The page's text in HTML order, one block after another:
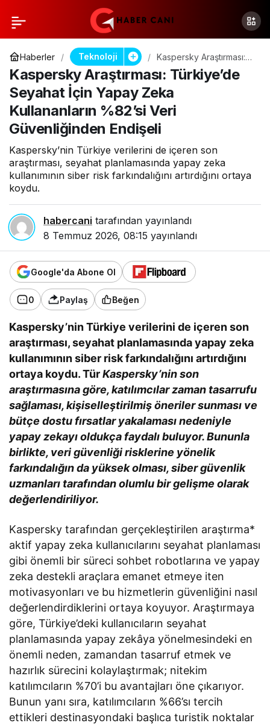
Haberler Teknoloji
Kaspersky Araştırması:
Türkiye’de Seyahat İçin
Yapay Zeka
Kullananların %82’si Veri
Güvenliğinden Endişeli
Kaspersky Araştırması: Türkiye’de
Seyahat İçin Yapay Zeka
Kullananların %82’si Veri
Güvenliğinden Endişeli
Kaspersky’nin Türkiye verilerini de içeren son
araştırması, seyahat planlamasında yapay zeka
kullanımının siber risk farkındalığını artırdığını ortaya
koydu.
habercani tarafından yayınlandı
8 Temmuz 2026, 08:15 yayınlandı
Google'da Abone Ol
0 Paylaş Beğen
Kaspersky’nin Türkiye verilerini de içeren son
araştırması, seyahat planlamasında yapay zeka
kullanımının siber risk farkındalığını artırdığını
ortaya koydu. TürKaspersky’nin son
araştırmasına göre, katılımcılar zaman tasarrufu
sağlaması, kişiselleştirilmiş öneriler sunması ve
bütçe dostu fırsatlar yakalaması nedeniyle
yapay zekayı oldukça faydalı buluyor. Bununla
birlikte, veri güvenliği risklerine yönelik
farkındalığın da yüksek olması, siber güvenlik
uzmanları tarafından olumlu bir gelişme olarak
değerlendiriliyor.
Kaspersky tarafından gerçekleştirilen araştırma*
aktif yapay zeka kullanıcılarını seyahat planlaması
gibi önemli bir süreci sohbet robotlarına ve yapay
zeka destekli araçlara emanet etmeye iten
motivasyonları ve bu hizmetlerin güvenliğini nasıl
değerlendirdiklerini ortaya koyuyor. Araştırmaya
göre, Türkiye’deki kullanıcıların seyahat
planlamasında yapay zekâya yönelmesindeki en
önemli neden, zamandan tasarruf etmek ve
hazırlık sürecini kolaylaştırmak; nitekim
katılımcıların %70’i bu avantajları öne çıkarıyor.
Bunun yanı sıra, katılımcıların %66’sı tercih
ettikleri destinasyondaki başlıca turistik noktalar